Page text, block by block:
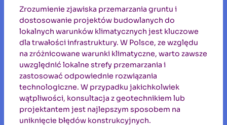
Zrozumienie zjawiska przemarzania gruntu i
dostosowanie projektów budowlanych do
lokalnych warunków klimatycznych jest kluczowe
dla trwałości infrastruktury. W Polsce, ze względu
na zróżnicowane warunki klimatyczne, warto zawsze
uwzględnić lokalne strefy przemarzania i
zastosować odpowiednie rozwiązania
technologiczne. W przypadku jakichkolwiek
wątpliwości, konsultacja z geotechnikiem lub
projektantem jest najlepszym sposobem na
uniknięcie błędów konstrukcyjnych.